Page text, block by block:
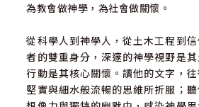
為教會做神學，為社會做關懷。
從科學人到神學人，從土木工程到
者的雙重身分，深邃的神學視野是
行動是其核心關懷。讀他的文字，
堅實與細水般流暢的思維所折服；